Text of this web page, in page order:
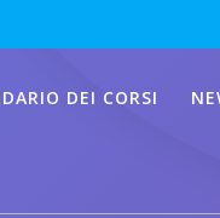
DEI CORSI